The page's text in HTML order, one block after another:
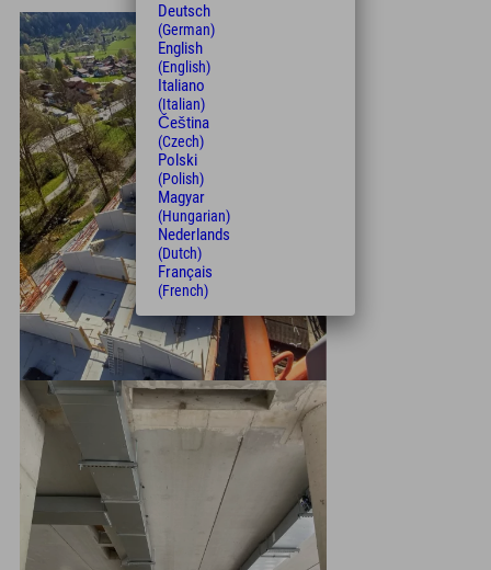
Deutsch
(German)
English
(English)
Italiano
(Italian)
Čeština
(Czech)
Polski
(Polish)
Magyar
(Hungarian)
Nederlands
(Dutch)
Français
(French)